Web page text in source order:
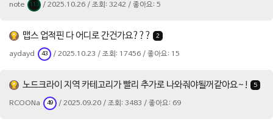
note 113 / 2025.10.26 / 조회: 3242 / 좋아요: 5
맵스 업적핀 다 어디로 간건가요??? 2
aydayd 43 / 2025.10.23 / 조회: 17456 / 좋아요: 15
노드크라이 지역 카테고리가 빨리 추가로 나와줘야될꺼같아요~! 5
RCOONa 49 / 2025.09.20 / 조회: 3483 / 좋아요: 69